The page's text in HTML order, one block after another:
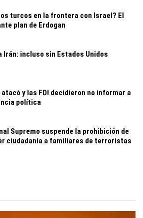
turcos en la frontera con Israel? El
plan de Erdogan
Irán: incluso sin Estados Unidos
atacó y las FDI decidieron no informar a
política
Supremo suspende la prohibición de
ciudadanía a familiares de terroristas